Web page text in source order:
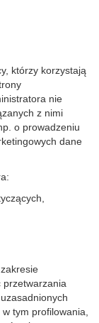
którzy korzystają
nie
z nimi
o prowadzeniu
dane
przetwarzania
tym profilowania,